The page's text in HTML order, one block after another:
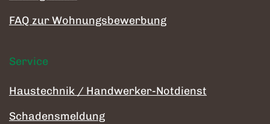
FAQ zur Wohnungsbewerbung
Service
Haustechnik / Handwerker-Notdienst
Schadensmeldung